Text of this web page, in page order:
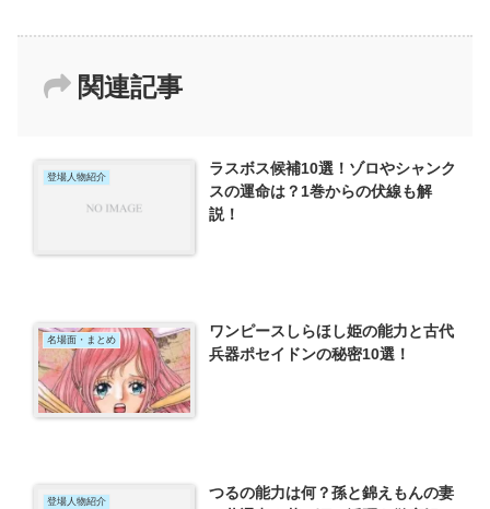
関連記事
登場人物紹介
ラスボス候補10選！ゾロやシャンク
スの運命は？1巻からの伏線も解
説！
名場面・まとめ
ワンピースしらほし姫の能力と古代
兵器ポセイドンの秘密10選！
登場人物紹介
つるの能力は何？孫と錦えもんの妻